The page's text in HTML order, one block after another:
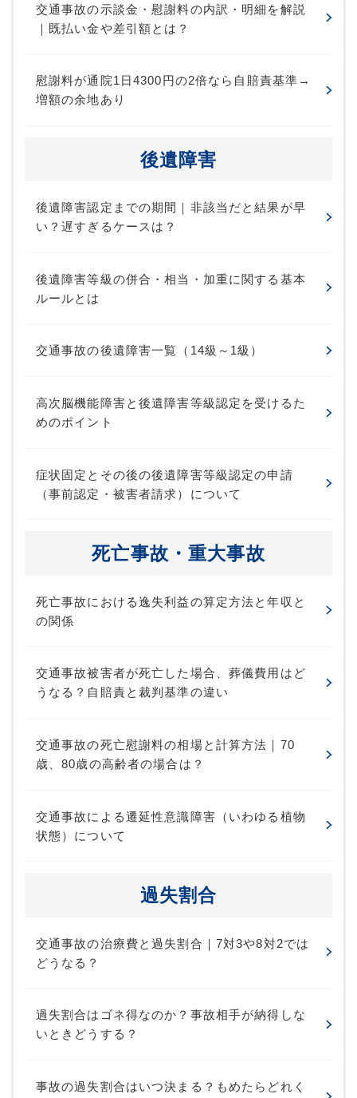
交通事故の示談金・慰謝料の内訳・明細を解説
｜既払い金や差引額とは？
慰謝料が通院1日4300円の2倍なら自賠責基準→
増額の余地あり
後遺障害
後遺障害認定までの期間｜非該当だと結果が早
い？遅すぎるケースは？
後遺障害等級の併合・相当・加重に関する基本
ルールとは
交通事故の後遺障害一覧（14級～1級）
高次脳機能障害と後遺障害等級認定を受けるた
めのポイント
症状固定とその後の後遺障害等級認定の申請
（事前認定・被害者請求）について
死亡事故・重大事故
死亡事故における逸失利益の算定方法と年収と
の関係
交通事故被害者が死亡した場合、葬儀費用はど
うなる？自賠責と裁判基準の違い
交通事故の死亡慰謝料の相場と計算方法｜70
歳、80歳の高齢者の場合は？
交通事故による遷延性意識障害（いわゆる植物
状態）について
過失割合
交通事故の治療費と過失割合｜7対3や8対2では
どうなる？
過失割合はゴネ得なのか？事故相手が納得しな
いときどうする？
事故の過失割合はいつ決まる？もめたらどれく